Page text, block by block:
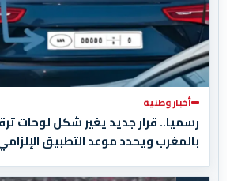
أخبار وطنية
رسميا.. قرار جديد يغير شكل لوحات
بالمغرب ويحدد موعد التطبيق